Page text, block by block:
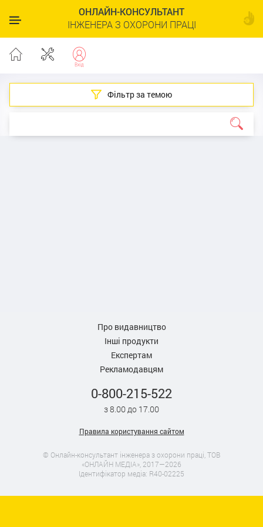
ОНЛАЙН-КОНСУЛЬТАНТ
ІНЖЕНЕРА З ОХОРОНИ ПРАЦІ
Фільтр за темою
Про видавництво
Інші продукти
Експертам
Рекламодавцям
0-800-215-522
з 8.00 до 17.00
Правила користування сайтом
© Онлайн-консультант інженера з охорони праці, ТОВ
«ОНЛАЙН МЕДІА», 2017—2026
Ідентифікатор медіа: R40-02225